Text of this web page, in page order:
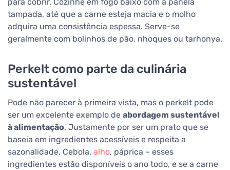
tampada, até que a carne esteja macia e o molho
adquira uma consistência espessa. Serve-se
geralmente com bolinhos de pão, nhoques ou tarhonya.
Perkelt como parte da culinária
sustentável
Pode não parecer à primeira vista, mas o perkelt pode
ser um excelente exemplo de abordagem sustentável
à alimentação. Justamente por ser um prato que se
baseia em ingredientes acessíveis e respeita a
sazonalidade. Cebola, alho, páprica – esses
ingredientes estão disponíveis o ano todo, e se a carne